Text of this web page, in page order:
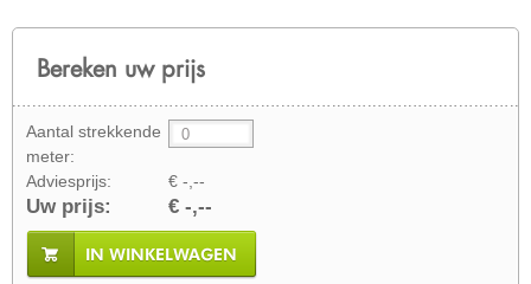
Bereken uw prijs
Aantal strekkende
meter:
Adviesprijs:
€ -,--
Uw prijs: € -,--
IN WINKELWAGEN